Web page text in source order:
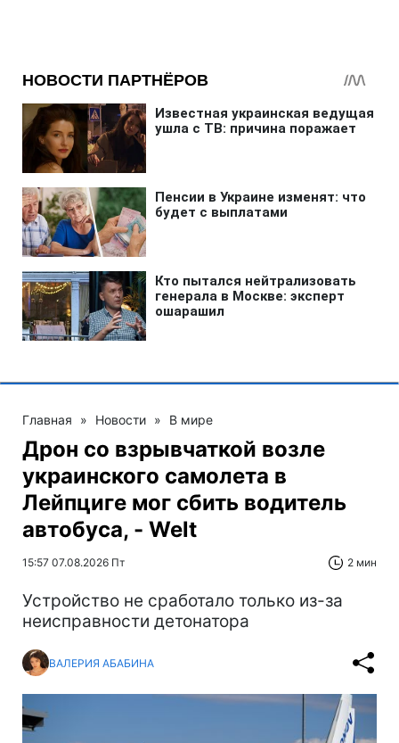
Главная » Новости » В мире
Дрон со взрывчаткой возле
украинского самолета в
Лейпциге мог сбить водитель
автобуса, - Welt
15:57 07.08.2026 Пт 2 мин
Устройство не сработало только из-за
неисправности детонатора
ВАЛЕРИЯ АБАБИНА